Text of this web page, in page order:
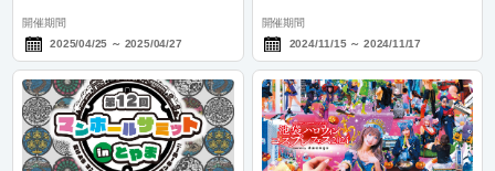
開催期間
2025/04/25 ～ 2025/04/27
開催期間
2024/11/15～ 2024/11/17